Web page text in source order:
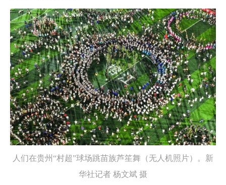
人们在贵州“村超”球场跳苗族芦笙舞（无人机照片）。新
华社记者 杨文斌 摄